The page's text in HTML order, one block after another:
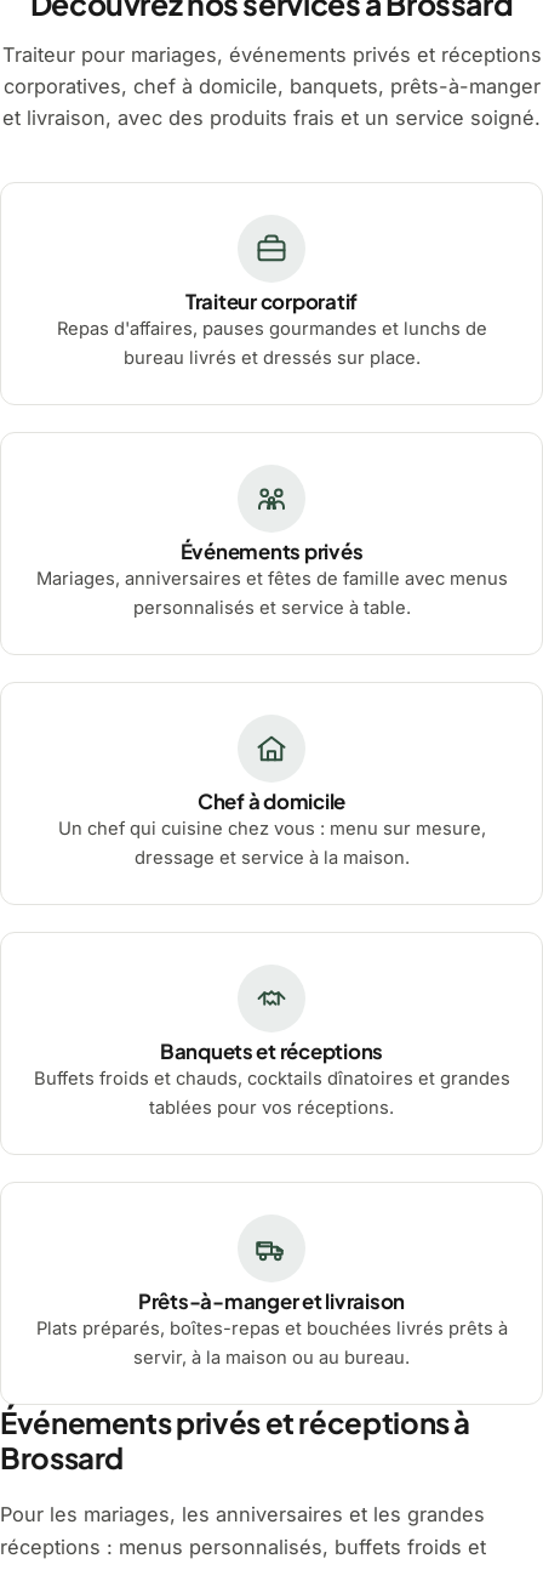
Traiteur pour mariages, événements privés et réceptions
corporatives, chef à domicile, banquets, prêts-à-manger
et livraison, avec des produits frais et un service soigné.
Traiteur corporatif
Repas d'affaires, pauses gourmandes et lunchs de
bureau livrés et dressés sur place.
Événements privés
Mariages, anniversaires et fêtes de famille avec menus
personnalisés et service à table.
Chef à domicile
Un chef qui cuisine chez vous : menu sur mesure,
dressage et service à la maison.
Banquets et réceptions
Buffets froids et chauds, cocktails dînatoires et grandes
tablées pour vos réceptions.
Prêts-à-manger et livraison
Plats préparés, boîtes-repas et bouchées livrés prêts à
servir, à la maison ou au bureau.
Événements privés et réceptions à
Brossard
Pour les mariages, les anniversaires et les grandes
réceptions : menus personnalisés, buffets froids et